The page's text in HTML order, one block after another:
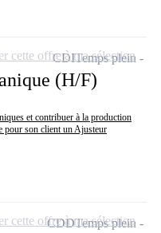
(H/F)
et contribuer à la production
pour son client un Ajusteur
CDITemps plein
cette offre à ma sélection
CDDTemps plein
cette offre à ma sélection